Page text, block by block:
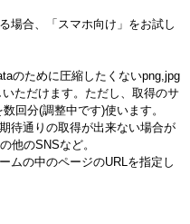
場合、「スマホ向け」をお試し
のために圧縮したくないpng,jpg
ただけます。ただし、取得のサ
回分(調整中です)使います。
待通りの取得が出来ない場合が
他のSNSなど。
ムの中のページのURLを指定し